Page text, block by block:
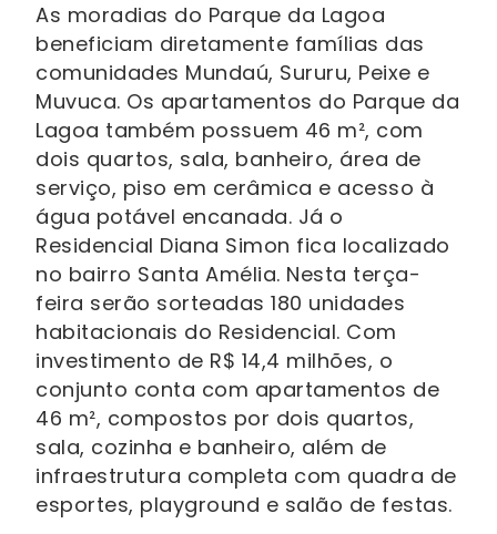
As moradias do Parque da Lagoa
beneficiam diretamente famílias das
comunidades Mundaú, Sururu, Peixe e
Muvuca. Os apartamentos do Parque da
Lagoa também possuem 46 m², com
dois quartos, sala, banheiro, área de
serviço, piso em cerâmica e acesso à
água potável encanada. Já o
Residencial Diana Simon fica localizado
no bairro Santa Amélia. Nesta terça-
feira serão sorteadas 180 unidades
habitacionais do Residencial. Com
investimento de R$ 14,4 milhões, o
conjunto conta com apartamentos de
46 m², compostos por dois quartos,
sala, cozinha e banheiro, além de
infraestrutura completa com quadra de
esportes, playground e salão de festas.